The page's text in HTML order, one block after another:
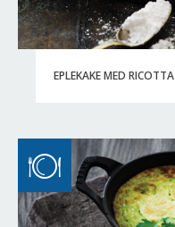
EPLEKAKE MED RICOTTA